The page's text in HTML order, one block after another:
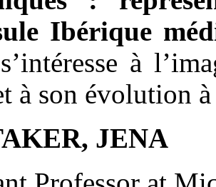
Ibérique
à
à son évolution
JENA